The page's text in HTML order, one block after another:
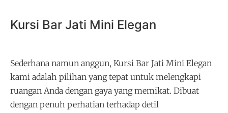
Kursi Bar Jati Mini Elegan
Sederhana namun anggun, Kursi Bar Jati Mini Elegan
kami adalah pilihan yang tepat untuk melengkapi
ruangan Anda dengan gaya yang memikat. Dibuat
dengan penuh perhatian terhadap detil